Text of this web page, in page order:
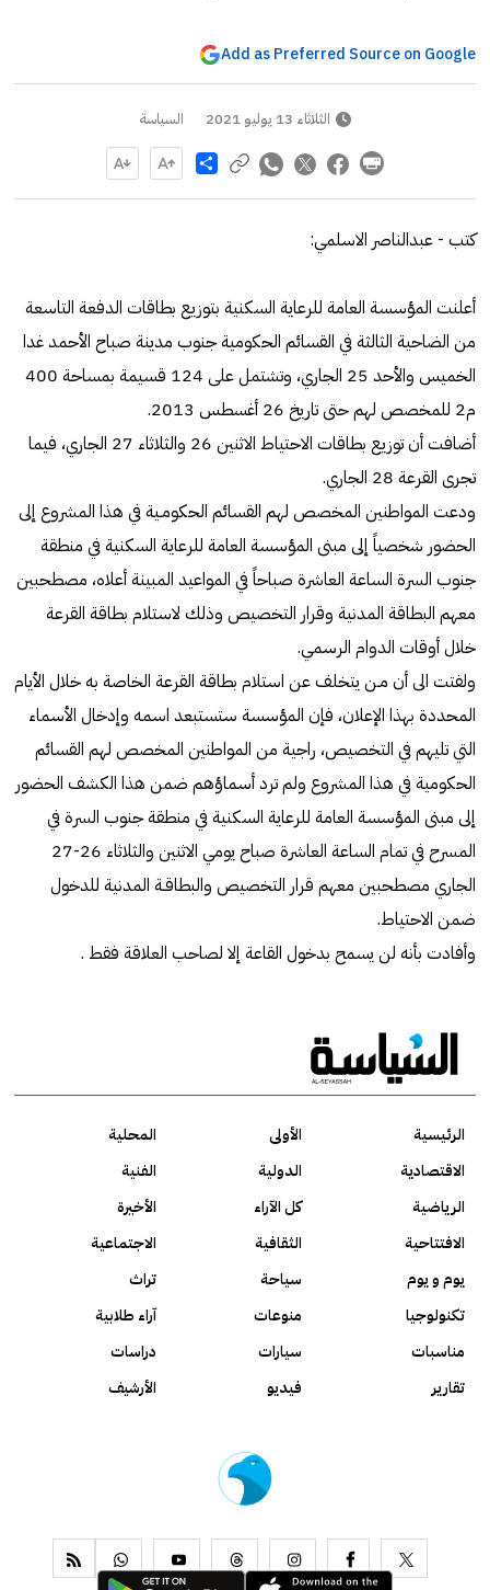
Add as Preferred Source on Google
الثلاثاء 13 يوليو 2021 السياسة
Share
كتب - عبدالناصر الاسلمي:
أعلنت المؤسسة العامة للرعایة السكنیة بتوزیع بطاقات الدفعة التاسعة
من الضاحیة الثالثة في القسائم الحكومیة جنوب مدینة صباح الأحمد غدا
الخميس والأحد 25 الجاري، وتشتمل على 124 قسیمة بمساحة 400
م2 للمخصص لهم حتى تاریخ 26 أغسطس 2013.
أضافت أن توزیع بطاقات الاحتیاط الاثنين 26 والثلاثاء 27 الجاري، فيما
تجرى القرعة 28 الجاري.
ودعت المواطنین المخصص لهم القسائم الحكومـیة في هذا المشروع إلى
الحضور شخصیاً إلى مبنى المؤسسة العامة للرعایة السكنیة في منطقة
جنوب السرة الساعة العاشرة صباحاً في المواعید المبینة أعلاه، مصطحبین
معهم البطاقة المدنیة وقرار التخصیص وذلك لاستلام بطاقة القرعة
خلال أوقات الدوام الرسمي.
ولفتت الى أن مـن یتخلف عن استلام بطاقة القرعة الخاصة به خلال الأیام
المحددة بهذا الإعلان، فإن المؤسسة ستستبعد اسمه وإدخال الأسماء
التي تلیهم في التخصیص، راجية من المواطنین المخصص لهم القسائم
الحكومیة في هذا المشروع ولم ترد أسماؤهم ضمن هذا الكشف الحضور
إلى مبنى المؤسسة العامة للرعایة السكنیة في منطقة جنوب السرة في
المسرح في تمام الساعة العاشرة صباح یومي الاثنین والثلاثاء 26-27
الجاري مصطحبین معهم قرار التخصیص والبطاقـة المدنیة للدخول
ضمن الاحتیاط.
وأفادت بأنه لن یسمح بدخول القاعة إلا لصاحب العلاقة فقط .
الرئيسية الأولى
المحلية
الاقتصادية
الدولية
الفنية
الرياضية
كل الآراء
الأخيرة
الافتتاحية
الثقافية
الاجتماعية
يوم و يوم
سياحة
تراث
تكنولوجيا
منوعات
آراء طلابية
مناسبات
سيارات
دراسات
تقارير
فيديو الأرشيف